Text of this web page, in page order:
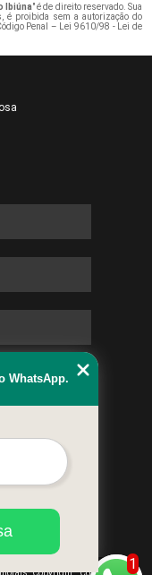
Ibiúna" é de direito reservado. Sua
é proibida sem a autorização do
Penal –
Lei 9610/98 - Lei de
Copyright Cobre Eventos
1
WhatsApp.